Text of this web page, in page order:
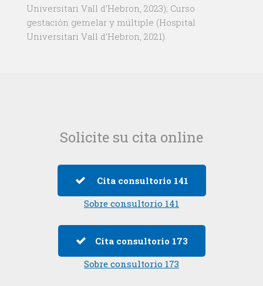
Universitari Vall d’Hebron, 2023); Curso
gestación gemelar y múltiple (Hospital
Universitari Vall d’Hebron, 2021).
Solicite su cita online
Cita consultorio 141
Sobre consultorio 141
Cita consultorio 173
Sobre consultorio 173